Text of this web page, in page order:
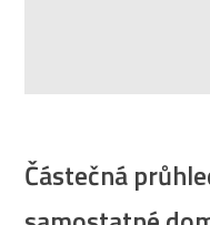
Částečná